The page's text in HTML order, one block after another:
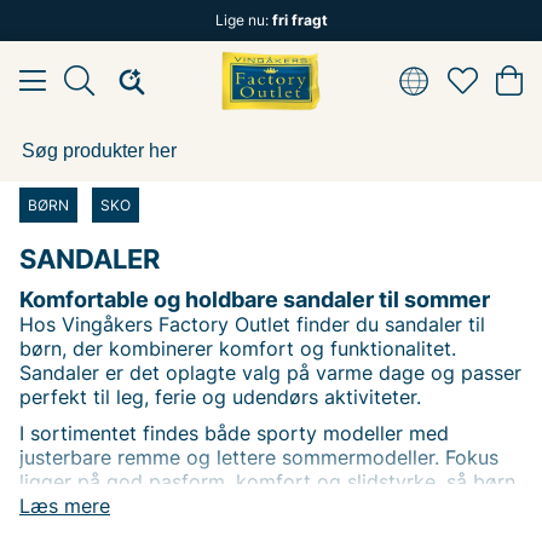
Lige nu: fri fragt
BØRN SKO
SANDALER
Læs mere
Komfortable og holdbare sandaler til sommer
Hos Vingåkers Factory Outlet finder du sandaler til
børn, der kombinerer komfort og funktionalitet.
Sandaler er det oplagte valg på varme dage og passer
perfekt til leg, ferie og udendørs aktiviteter.
I sortimentet findes både sporty modeller med
justerbare remme og lettere sommermodeller. Fokus
ligger på god pasform, komfort og slidstyrke, så børn
kan bevæge sig frit hele dagen.